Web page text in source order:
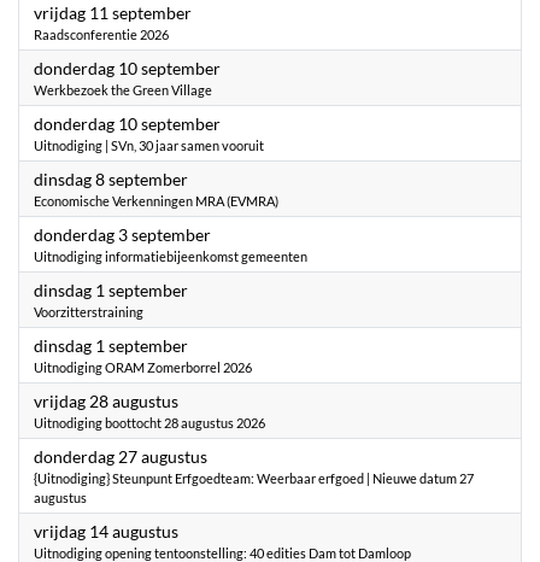
vrijdag 11 september2026
Raadsconferentie 2026
donderdag 10 september2026
Werkbezoek the Green Village
donderdag 10 september2026
Uitnodiging | SVn, 30 jaar samen vooruit
dinsdag 8 september2026
Economische Verkenningen MRA (EVMRA)
donderdag 3 september2026
Uitnodiging informatiebijeenkomst gemeenten
dinsdag 1 september2026
Voorzitterstraining
dinsdag 1 september2026
Uitnodiging ORAM Zomerborrel 2026
vrijdag 28 augustus2026
Uitnodiging boottocht 28 augustus 2026
donderdag 27 augustus2026
{Uitnodiging} Steunpunt Erfgoedteam: Weerbaar erfgoed | Nieuwe datum 27
augustus
vrijdag 14 augustus2026
Uitnodiging opening tentoonstelling: 40 edities Dam tot Damloop